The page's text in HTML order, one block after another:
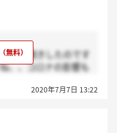
とお聞きしたのです
、、コロナの影響も
2020年7月7日 13:22